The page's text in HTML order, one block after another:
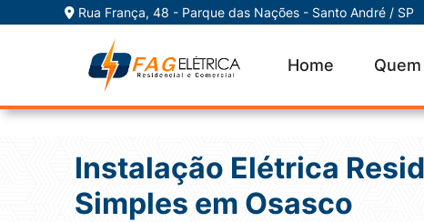
Rua França, 48 - Parque das Nações - Santo André / SP
Home
Instalação Elétrica
Simples em Osasco